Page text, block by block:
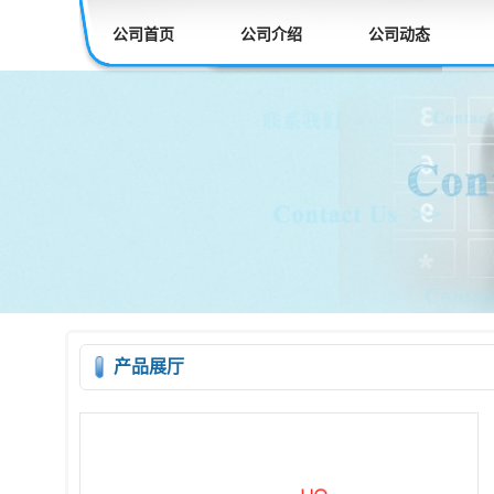
公司首页 公司介绍 公司动态
产品展厅